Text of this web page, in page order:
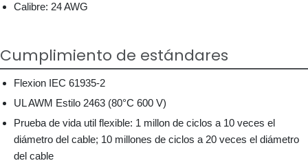
Calibre: 24 AWG
Cumplimiento de estándares
Flexion IEC 61935-2
UL AWM Estilo 2463 (80°C 600 V)
Prueba de vida util flexible: 1 millon de ciclos a 10 veces el
diámetro del cable; 10 millones de ciclos a 20 veces el diámetro
del cable